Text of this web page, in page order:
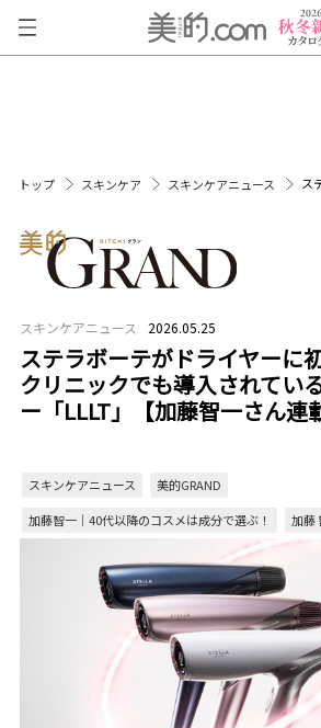
トップ スキンケア スキンケアニュース ス
スキンケアニュース 2026.05.25
ステラボーテがドライヤー
クリニックでも導入されてい
ー「LLLT」【加藤智一さん連
スキンケアニュース
美的GRAND
加藤智一｜40代以降のコスメは成分で選ぶ！
加藤